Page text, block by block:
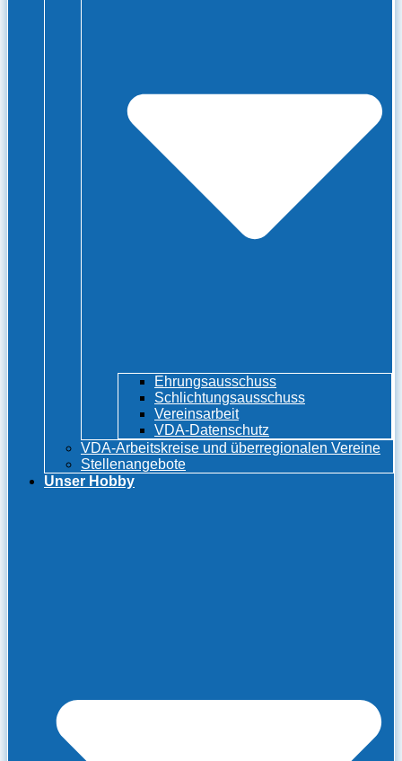
Ehrungsausschuss
Schlichtungsausschuss
Vereinsarbeit
VDA-Datenschutz
VDA-Arbeitskreise und überregionalen Vereine
Stellenangebote
Unser Hobby